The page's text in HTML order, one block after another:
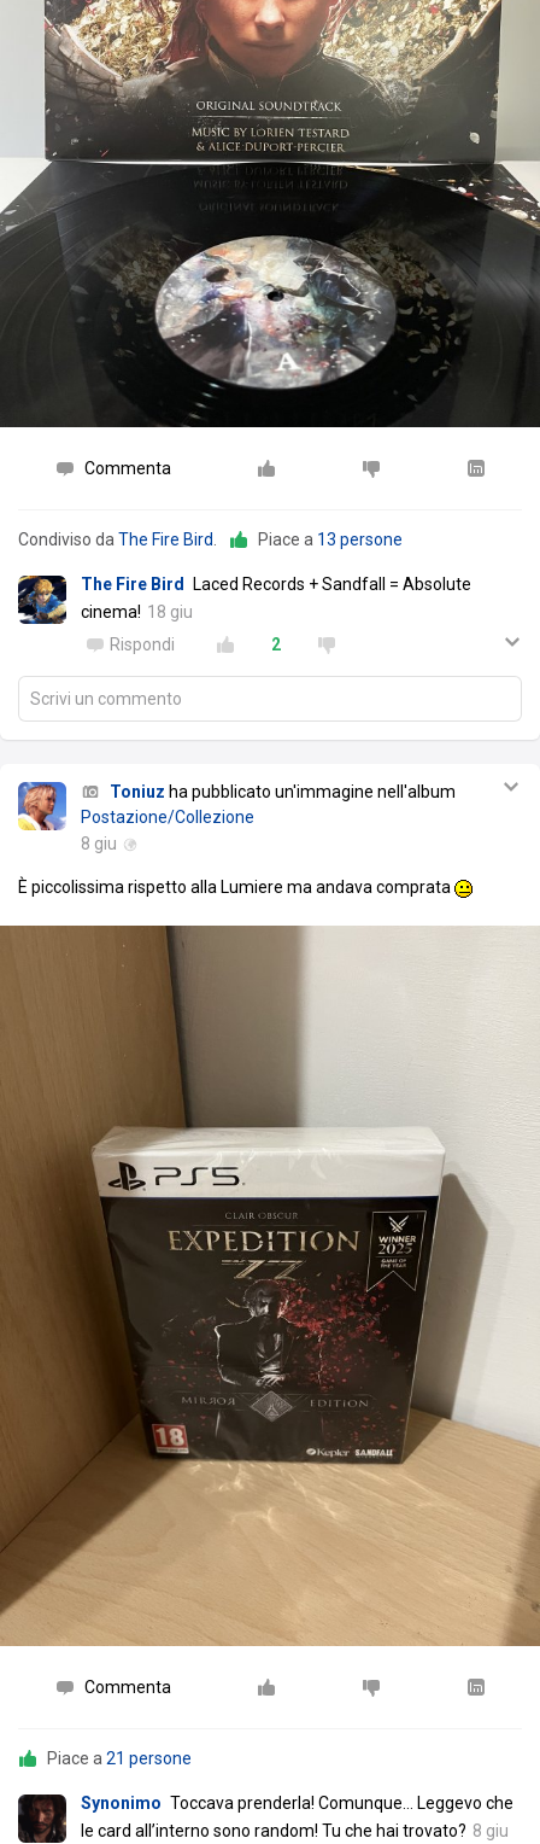
Commenta
Condiviso da The Fire Bird Piace a 13 persone
The Fire Bird
Laced Records + Sandfall = Absolute
cinema! 18 giu
Rispondi
2
Scrivi un commento
Toniuz ha pubblicato un'immagine nell'album
Postazione/Collezione
8 giu
È piccolissima rispetto alla Lumiere ma andava comprata
Commenta
Piace a 21 persone
Synonimo Toccava prenderla! Comunque… Leggevo che
le card all’interno sono random! Tu che hai trovato? 8 giu